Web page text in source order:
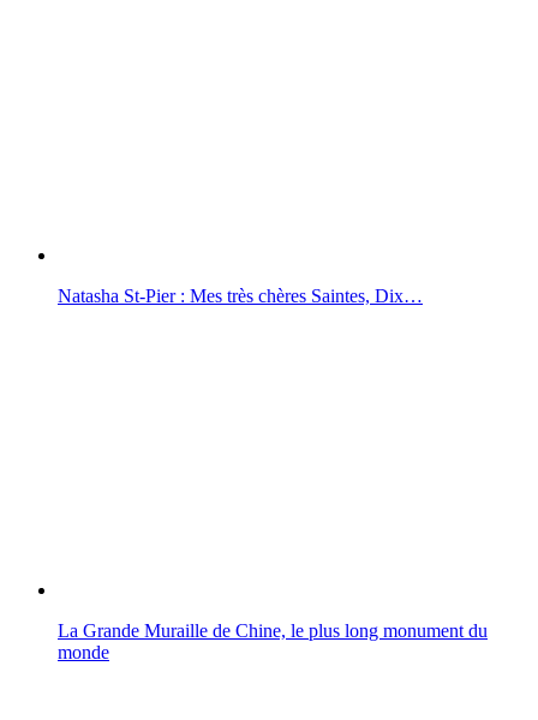
Natasha St-Pier : Mes très chères Saintes, Dix…
La Grande Muraille de Chine, le plus long monument du
monde